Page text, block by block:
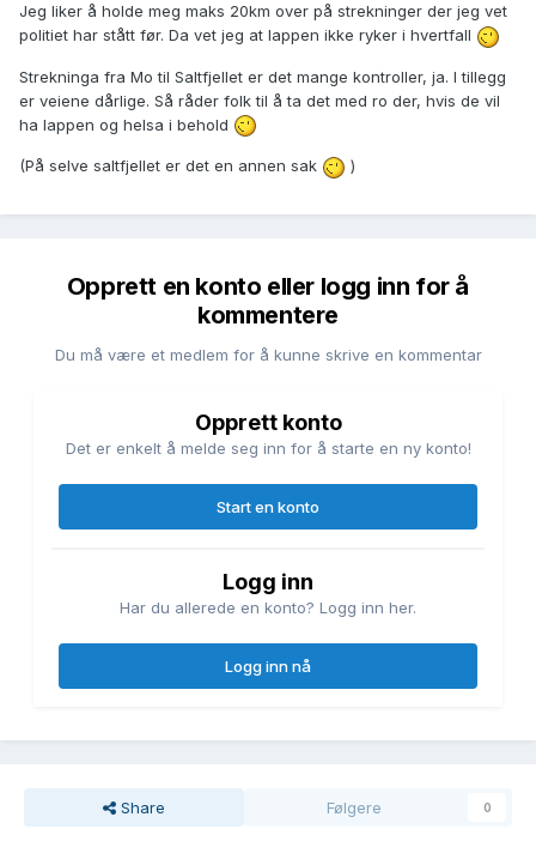
Jeg liker å holde meg maks 20km over på strekninger der jeg vet
politiet har stått før. Da vet jeg at lappen ikke ryker i hvertfall
Strekninga fra Mo til Saltfjellet er det mange kontroller, ja. I tillegg
er veiene dårlige. Så råder folk til å ta det med ro der, hvis de vil
ha lappen og helsa i behold
(På selve saltfjellet er det en annen sak )
Opprett en konto eller logg inn for å
kommentere
Du må være et medlem for å kunne skrive en kommentar
Opprett konto
Det er enkelt å melde seg inn for å starte en ny konto!
Start en konto
Logg inn
Har du allerede en konto? Logg inn her.
Logg inn nå
Share Følgere 0